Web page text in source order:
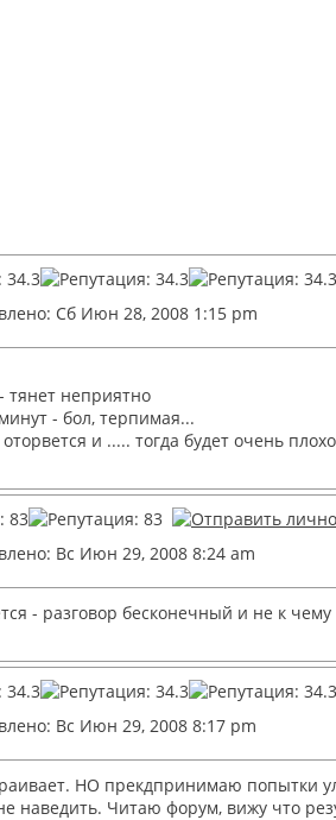
Сб Июн 28, 2008 1:15 pm
тянет неприятно
- бол, терпимая...
и ..... тогда будет очень
Вс Июн 29, 2008 8:24 am
- разговор бесконечный и не к
Вс Июн 29, 2008 8:17 pm
НО прекдпринимаю попытки
наведить. Читаю форум, вижу что